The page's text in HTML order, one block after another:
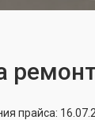
прайса: